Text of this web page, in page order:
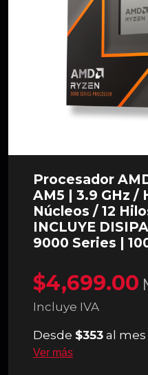
Procesador
AM5 | 3.9 GHz /
Núcleos / 12
INCLUYE
9000 Series |
$4,699.00
Incluye IVA
Desde $353 al
Ver más